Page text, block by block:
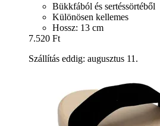
Bükkfából és sertéssörtéből
Különösen kellemes
Hossz: 13 cm
7.520 Ft
Szállítás eddig: augusztus 11.